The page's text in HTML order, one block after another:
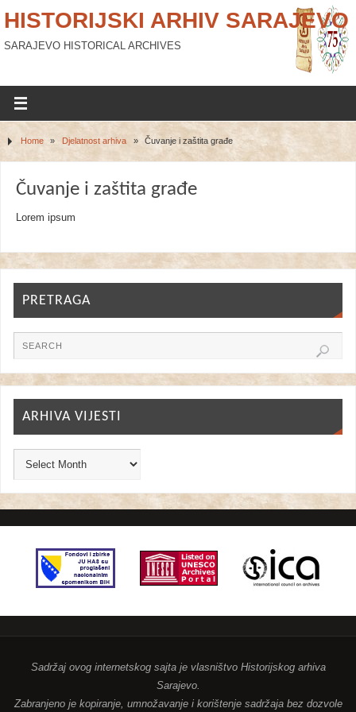
HISTORIJSKI ARHIV SARAJEVO
SARAJEVO HISTORICAL ARCHIVES
Home » Djelatnost arhiva » Čuvanje i zaštita građe
Čuvanje i zaštita građe
Lorem ipsum
PRETRAGA
ARHIVA VIJESTI
Sadržaj ovog internetskog sajta je vlasništvo Historijskog arhiva
Sarajevo.
Zabranjeno je kopiranje, umnožavanje i korištenje sadržaja bez dozvole